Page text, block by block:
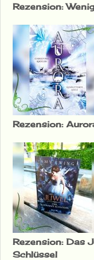
Rezension:
Rezension:
Rezension: Das
Schlüssel